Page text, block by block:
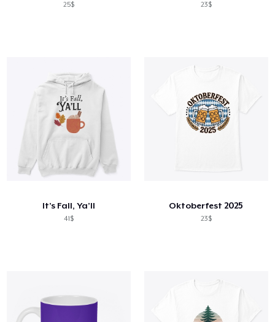
25$ 23$
It’s Fall, Ya’ll
41$
Oktoberfest 2025
23$